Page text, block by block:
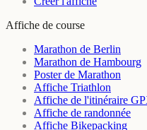
Affiche de course
Marathon de Berlin
Marathon de Hambourg
Poster de Marathon
Affiche Triathlon
Affiche de l'itinéraire
Affiche de randonnée
Affiche Bikepacking